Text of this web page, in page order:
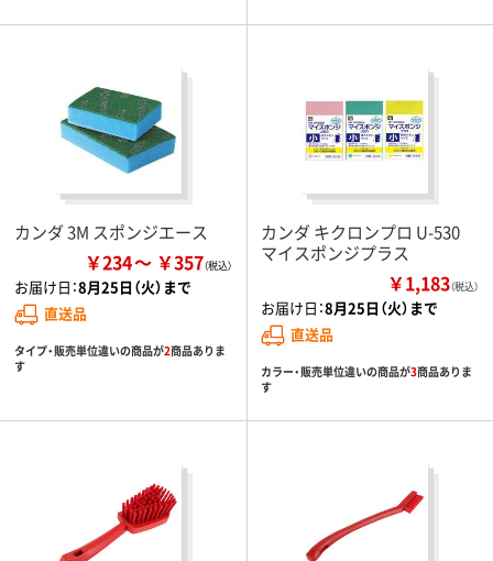
カンダ 3M スポンジエース
￥234 ￥357
お届け日：8月25日（火）まで
直送品
タイプ・販売単位違いの商品が2商品ありま
す
カンダ キクロンプロ U-530
マイスポンジプラス
￥1,183（税込）
お届け日：8月25日（火）まで
直送品
カラー・販売単位違いの商品が3商品ありま
す